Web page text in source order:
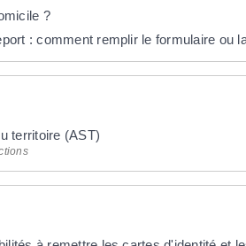
?
: comment remplir le formulaire ou
territoire (AST)